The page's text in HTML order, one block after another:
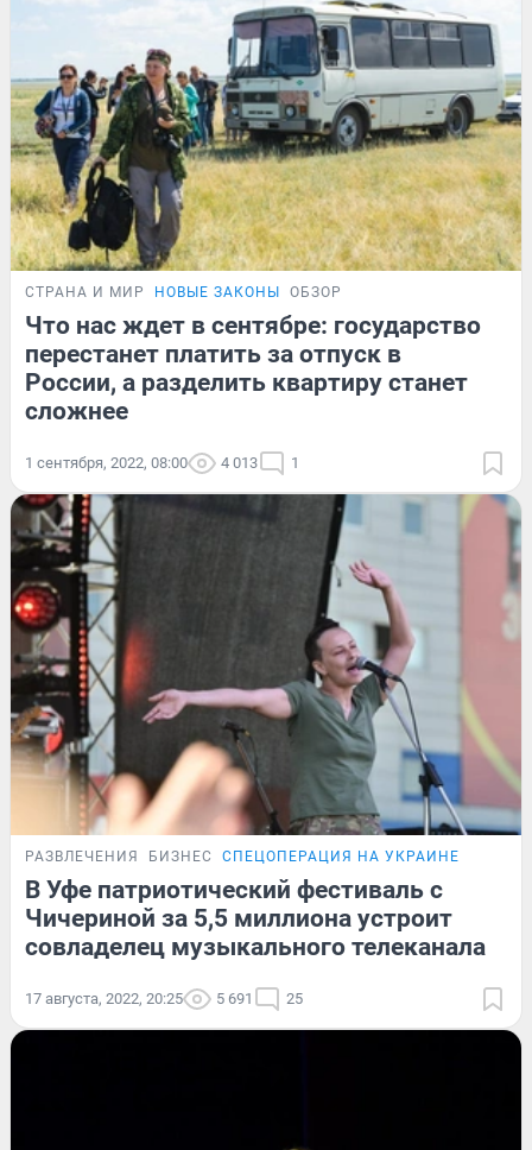
СТРАНА И МИР НОВЫЕ ЗАКОНЫ ОБЗОР
Что нас ждет в сентябре: государство
перестанет платить за отпуск в
России, а разделить квартиру станет
сложнее
1 сентября, 2022, 08:00 4 013 1
РАЗВЛЕЧЕНИЯ БИЗНЕС СПЕЦОПЕРАЦИЯ НА УКРАИНЕ
В Уфе патриотический фестиваль с
Чичериной за 5,5 миллиона устроит
совладелец музыкального телеканала
17 августа, 2022, 20:25 5 691 25